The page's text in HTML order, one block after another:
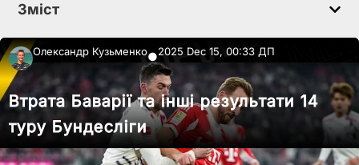
Зміст
Олександр Кузьменко●2025 Dec 15, 00:33 ДП
Втрата Баварії та інші результати 14
туру Бундесліги